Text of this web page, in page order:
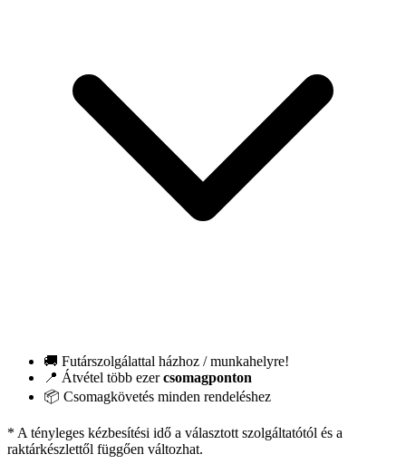
🚚 Futárszolgálattal házhoz / munkahelyre!
📍 Átvétel több ezercsomagponton
📦 Csomagkövetés minden rendeléshez
* A tényleges kézbesítési idő a választott szolgáltatótól és a
raktárkészlettől függően változhat.